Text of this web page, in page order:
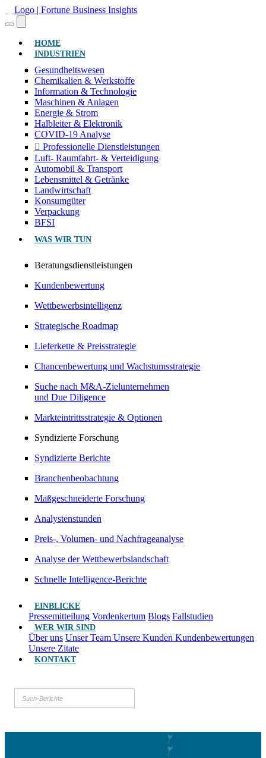
HOME(AKTUELL)
INDUSTRIEN
Gesundheitswesen
Chemikalien & Werkstoffe
Information & Technologie
Maschinen & Anlagen
Energie & Strom
Halbleiter & Elektronik
COVID-19 Analyse
Professionelle Dienstleistungen
Luft- Raumfahrt- & Verteidigung
Automobil & Transport
Lebensmittel & Getränke
Landwirtschaft
Konsumgüter
Verpackung
BFSI
WAS WIR TUN
Beratungsdienstleistungen
Kundenbewertung
Wettbewerbsintelligenz
Strategische Roadmap
Lieferkette & Preisstrategie
Chancenbewertung und Wachstumsstrategie
Suche nach M&A-Zielunternehmen
und Due Diligence
Markteintrittsstrategie & Optionen
Syndizierte Forschung
Syndizierte Berichte
Branchenbeobachtung
Maßgeschneiderte Forschung
Analystenstunden
Preis-, Volumen- und Nachfrageanalyse
Analyse der Wettbewerbslandschaft
Schnelle Intelligence-Berichte
EINBLICKE
Pressemitteilung Vordenkertum Blogs Fallstudien
WER WIR SIND
Über uns Unser Team Unsere Kunden Kundenbewertungen
Unsere Zitate
KONTAKT